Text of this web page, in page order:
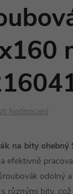
hodnocení
na bity ohebný
efektivně
odolný
různými bity,